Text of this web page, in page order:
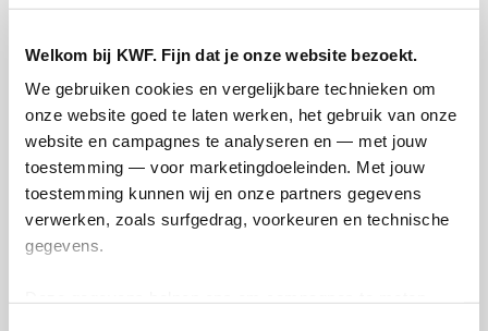
Welkom bij KWF. Fijn dat je onze website bezoekt.
We gebruiken cookies en vergelijkbare technieken om
onze website goed te laten werken, het gebruik van onze
website en campagnes te analyseren en — met jouw
toestemming — voor marketingdoeleinden. Met jouw
toestemming kunnen wij en onze partners gegevens
verwerken, zoals surfgedrag, voorkeuren en technische
gegevens.
Deel op
Mijn activiteiten volgen
186